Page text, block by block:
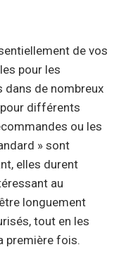
de vos
pour les
dans de nombreux
différents
ou les
» sont
elles durent
au
longuement
tout en les
première fois.